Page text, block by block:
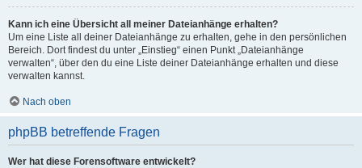
Kann ich eine Übersicht all meiner Dateianhänge erhalten?
Um eine Liste all deiner Dateianhänge zu erhalten, gehe in den persönlichen
Bereich. Dort findest du unter „Einstieg“ einen Punkt „Dateianhänge
verwalten“, über den du eine Liste deiner Dateianhänge erhalten und diese
verwalten kannst.
Nach oben
phpBB betreffende Fragen
Wer hat diese Forensoftware entwickelt?